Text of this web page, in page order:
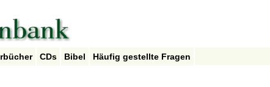
CDs Bibel Häufig gestellte Fragen